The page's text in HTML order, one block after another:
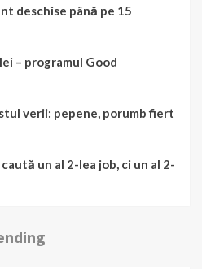
deschise până pe 15
– programul Good
verii: pepene, porumb fiert
un al 2-lea job, ci un al 2-